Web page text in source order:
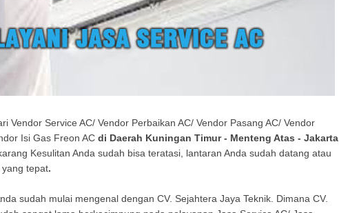
Vendor Service AC/ Vendor Perbaikan AC/ Vendor Pasang AC/ Vendor
Isi Gas Freon AC di Daerah Kuningan Timur - Menteng Atas - Jakarta
Kesulitan Anda sudah bisa teratasi, lantaran Anda sudah datang atau
tepat.
sudah mulai mengenal dengan CV. Sejahtera Jaya Teknik. Dimana CV.